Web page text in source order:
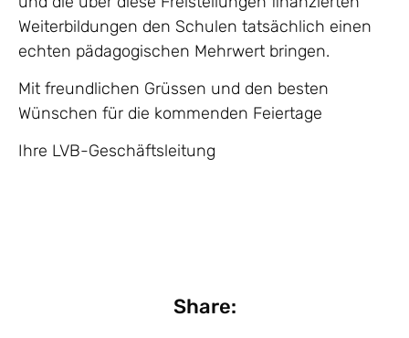
Weiterbildungen den Schulen tatsächlich einen
echten pädagogischen Mehrwert bringen.
Mit freundlichen Grüssen und den besten
Wünschen für die kommenden Feiertage
Ihre LVB-Geschäftsleitung
Share: